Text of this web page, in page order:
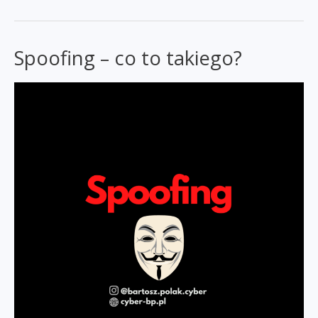
jak
budować
Spoofing – co to takiego?